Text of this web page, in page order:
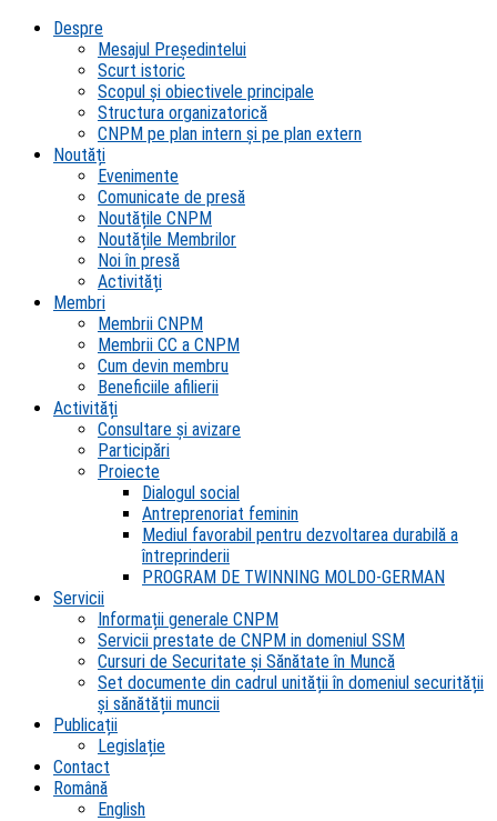
Despre
Mesajul Președintelui
Scurt istoric
Scopul şi obiectivele principale
Structura organizatorică
CNPM pe plan intern şi pe plan extern
Noutăți
Evenimente
Comunicate de presă
Noutățile CNPM
Noutățile Membrilor
Noi în presă
Activități
Membri
Membrii CNPM
Membrii CC a CNPM
Cum devin membru
Beneficiile afilierii
Activități
Consultare și avizare
Participări
Proiecte
Dialogul social
Antreprenoriat feminin
Mediul favorabil pentru dezvoltarea durabilă a
întreprinderii
PROGRAM DE TWINNING MOLDO-GERMAN
Servicii
Informații generale CNPM
Servicii prestate de CNPM in domeniul SSM
Cursuri de Securitate și Sănătate în Muncă
Set documente din cadrul unității în domeniul securității
și sănătății muncii
Publicații
Legislație
Contact
Română
English